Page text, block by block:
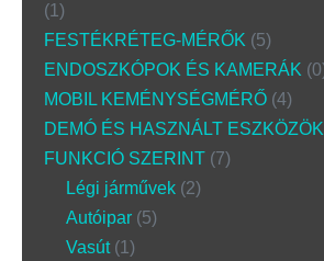
1
FESTÉKRÉTEG-MÉRŐK
5
ENDOSZKÓPOK ÉS KAMERÁK
0
MOBIL KEMÉNYSÉGMÉRŐ 4
DEMÓ ÉS HASZNÁLT ESZKÖZÖK
FUNKCIÓ SZERINT 7
Légi járművek 2
Autóipar 5
Vasút 1